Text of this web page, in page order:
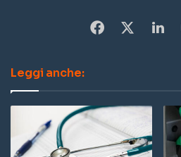
ok
In
Leggi anche: